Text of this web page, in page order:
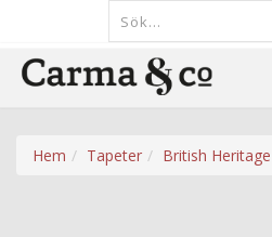
Hem Tapeter British